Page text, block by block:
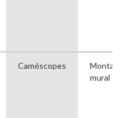
Caméscopes
mural